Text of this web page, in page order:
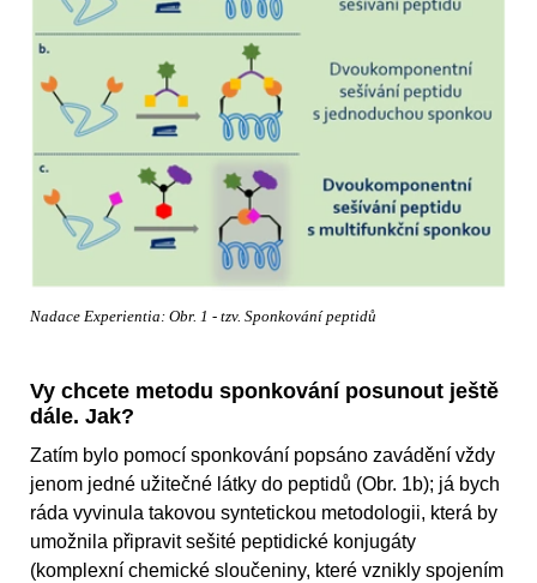
Nadace Experientia: Obr. 1 - tzv. Sponkování peptidů
Vy chcete metodu sponkování posunout ještě
dále. Jak?
Zatím bylo pomocí sponkování popsáno zavádění vždy
jenom jedné užitečné látky do peptidů (Obr. 1b); já bych
ráda vyvinula takovou syntetickou metodologii, která by
umožnila připravit sešité peptidické konjugáty
(komplexní chemické sloučeniny, které vznikly spojením